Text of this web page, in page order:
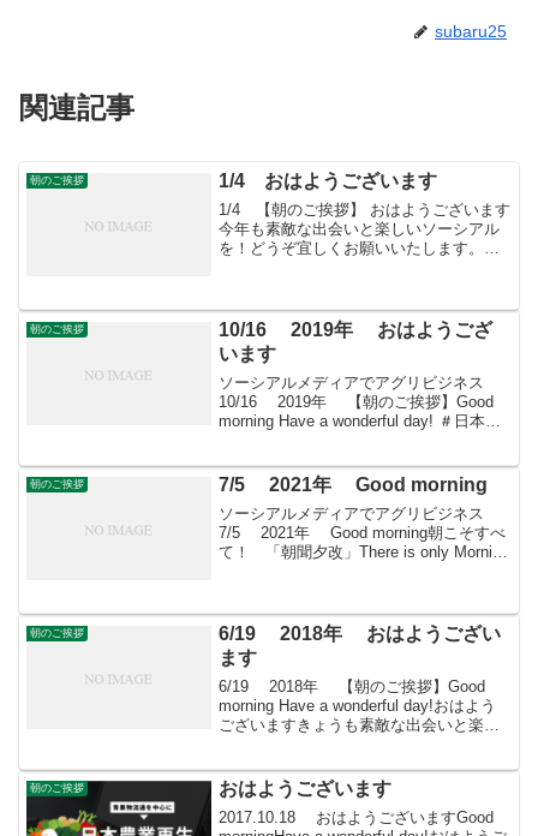
subaru25
関連記事
朝のご挨拶 1/4 おはようございます
1/4 【朝のご挨拶】 おはようございます
今年も素敵な出会いと楽しいソーシアル
を！どうぞ宜しくお願いいたします。今
朝のご挨拶
10/16 2019年 おはようござ
います
ソーシアルメディアでアグリビジネス
10/16 2019年 【朝のご挨拶】Good
morning Have a wonderful day! ＃日本農
朝のご挨拶 7/5 2021年 Good morning
ソーシアルメディアでアグリビジネス
7/5 2021年 Good morning朝こそすべ
て！ 「朝聞夕改」There is only Morning
朝のご挨拶
6/19 2018年 おはようござい
ます
6/19 2018年 【朝のご挨拶】Good
morning Have a wonderful day!おはよう
ございますきょうも素敵な出会いと楽し
れる属。学名から...
朝のご挨拶 おはようございます
2017.10.18 おはようございますGood